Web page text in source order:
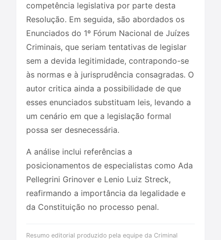
competência legislativa por parte desta
Resolução. Em seguida, são abordados os
Enunciados do 1º Fórum Nacional de Juízes
Criminais, que seriam tentativas de legislar
sem a devida legitimidade, contrapondo-se
às normas e à jurisprudência consagradas. O
autor critica ainda a possibilidade de que
esses enunciados substituam leis, levando a
um cenário em que a legislação formal
possa ser desnecessária.
A análise inclui referências a
posicionamentos de especialistas como Ada
Pellegrini Grinover e Lenio Luiz Streck,
reafirmando a importância da legalidade e
da Constituição no processo penal.
Resumo editorial produzido pela equipe da Criminal